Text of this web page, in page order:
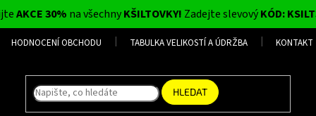
AKCE 30% na všechnyKŠILTOVKY! Zadejte slevovýKÓD:
HODNOCENÍ OBCHODU TABULKA VELIKOSTÍ A ÚDRŽBA KONTAKT
HLEDAT